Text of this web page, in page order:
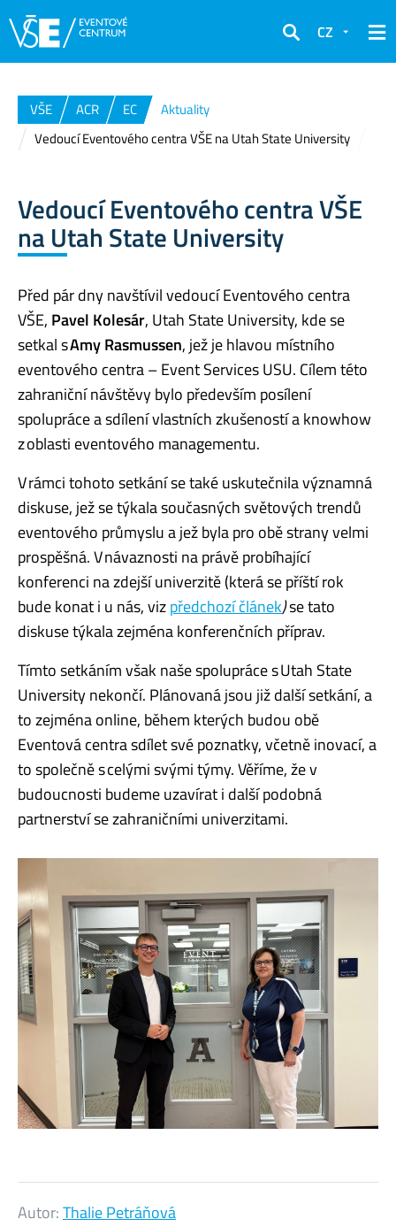
Hledat
CZ
VŠE ACR EC
Aktuality
Vedoucí Eventového centra VŠE na Utah State University
Vedoucí Eventového centra VŠE
na Utah State University
Před pár dny navštívil vedoucí Eventového centra
VŠE, Pavel Kolesár, Utah State University, kde se
setkal sAmy Rasmussen, jež je hlavou místního
eventového centra – Event Services USU. Cílem této
zahraniční návštěvy bylo především posílení
spolupráce a sdílení vlastních zkušeností a knowhow
z oblasti eventového managementu.
V rámci tohoto setkání se také uskutečnila významná
diskuse, jež se týkala současných světových trendů
eventového průmyslu a jež byla pro obě strany velmi
prospěšná. V návaznosti na právě probíhající
konferenci na zdejší univerzitě (která se příští rok
bude konat i u nás, vizpředchozí článek)se tato
diskuse týkala zejména konferenčních příprav.
Tímto setkáním však naše spolupráce s Utah State
University nekončí. Plánovaná jsou již další setkání, a
to zejména online, během kterých budou obě
Eventová centra sdílet své poznatky, včetně inovací, a
to společně s celými svými týmy. Věříme, že v
budoucnosti budeme uzavírat i další podobná
partnerství se zahraničními univerzitami.
Autor:Thalie Petráňová